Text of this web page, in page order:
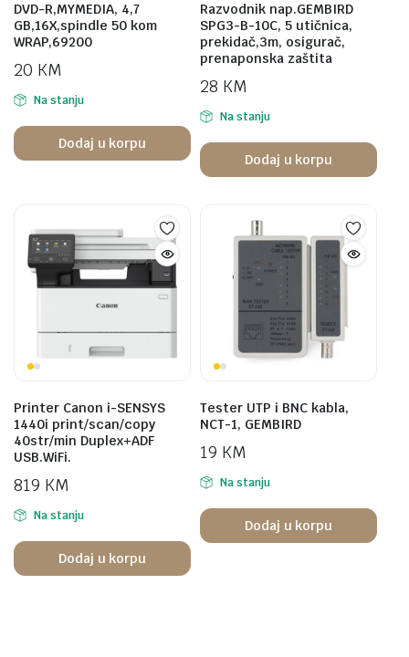
DVD-R,MYMEDIA, 4,7
GB,16X,spindle 50 kom
WRAP,69200
20 KM
Na stanju
Dodaj u korpu
Razvodnik nap.GEMBIRD
SPG3-B-10C, 5 utičnica,
prekidač,3m, osigurač,
prenaponska zaštita
28 KM
Na stanju
Dodaj u korpu
Printer Canon i-SENSYS
1440i print/scan/copy
40str/min Duplex+ADF
USB.WiFi.
819 KM
Na stanju
Dodaj u korpu
Tester UTP i BNC kabla,
NCT-1, GEMBIRD
19 KM
Na stanju
Dodaj u korpu